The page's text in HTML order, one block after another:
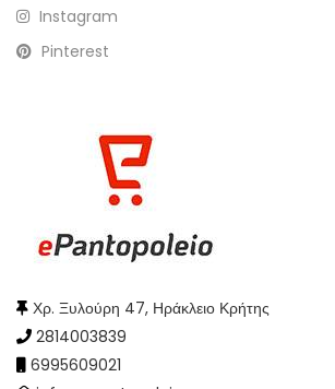
Χρ. Ξυλούρη 47, Ηράκλειο Κρήτης
2814003839
6995609021
Instagram
Pinterest